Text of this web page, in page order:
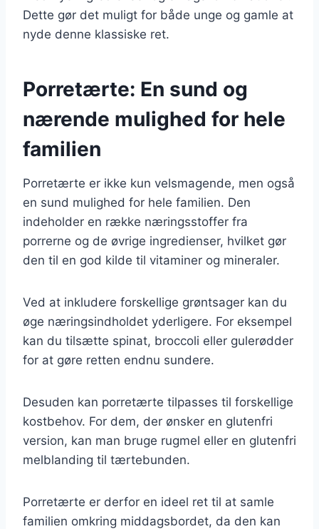
Dette gør det muligt for både unge og gamle at
nyde denne klassiske ret.
Porretærte: En sund og
nærende mulighed for hele
familien
Porretærte er ikke kun velsmagende, men også
en sund mulighed for hele familien. Den
indeholder en række næringsstoffer fra
porrerne og de øvrige ingredienser, hvilket gør
den til en god kilde til vitaminer og mineraler.
Ved at inkludere forskellige grøntsager kan du
øge næringsindholdet yderligere. For eksempel
kan du tilsætte spinat, broccoli eller gulerødder
for at gøre retten endnu sundere.
Desuden kan porretærte tilpasses til forskellige
kostbehov. For dem, der ønsker en glutenfri
version, kan man bruge rugmel eller en glutenfri
melblanding til tærtebunden.
Porretærte er derfor en ideel ret til at samle
familien omkring middagsbordet, da den kan